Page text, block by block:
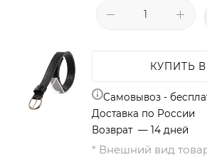
КУПИТЬ
Самовывоз -
Доставка по России
Возврат — 14 дней
* Внешний вид